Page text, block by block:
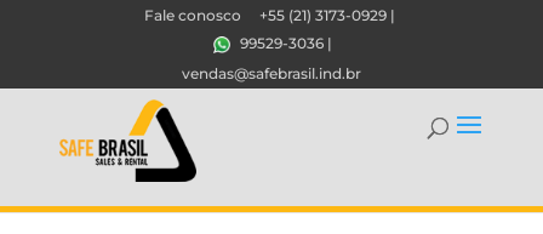
Fale conosco +55 (21) 3173-0929 |
99529-3036 |
vendas@safebrasil.ind.br